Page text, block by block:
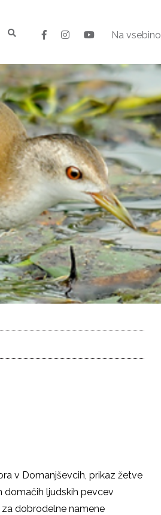
Na vsebino
v Domanjševcih, prikaz žetve
domačih ljudskih pevcev
dobrodelne namene